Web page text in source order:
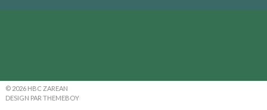
© 2026 HBC ZAREAN
DESIGN PAR THEMEBOY